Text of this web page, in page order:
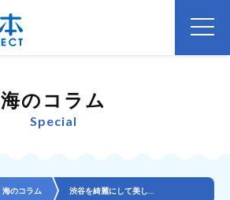
海のコラム
Special
海のコラム